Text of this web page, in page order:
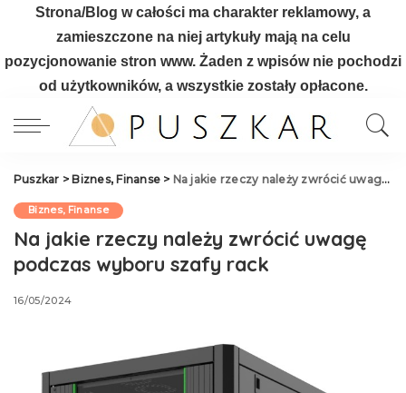
Strona/Blog w całości ma charakter reklamowy, a
zamieszczone na niej artykuły mają na celu
pozycjonowanie stron www. Żaden z wpisów nie pochodzi
od użytkowników, a wszystkie zostały opłacone.
Puszkar > Biznes, Finanse > Na jakie rzeczy należy zwrócić uwagę podczas wyboru szafy rack
Biznes, Finanse
Na jakie rzeczy należy zwrócić uwagę
podczas wyboru szafy rack
16/05/2024